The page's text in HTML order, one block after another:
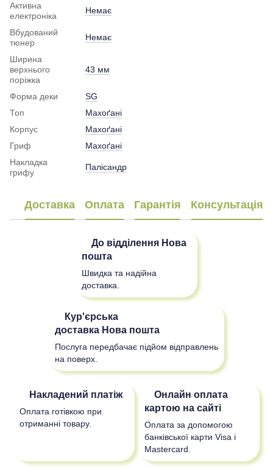
Активна
електроніка
Немає
Вбудований
тюнер
Немає
Ширина
верхнього
поріжка
43 мм
Форма деки
SG
Топ
Махоґані
Корпус
Махоґані
Гриф
Махоґані
Накладка
грифу
Палісандр
Доставка Оплата Гарантія Консультація
До відділення Нова
пошта
Швидка та надійна
доставка.
Кур'єрська
доставка Нова пошта
Послуга передбачає підйом відправлень
на поверх.
Накладений платіж
Оплата готівкою при
отриманні товару.
Онлайн оплата
картою на сайті
Оплата за допомогою
банківської карти Visa і
Mastercard.